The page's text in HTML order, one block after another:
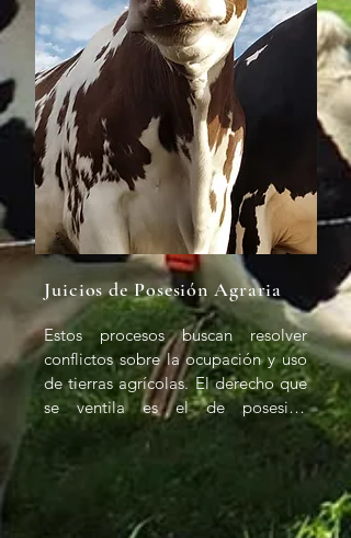
- Juicios de contratos agrarios:
Disputas sobre acuerdos
relacionados con el uso o
explotación de tierras.
- Juicios de defensa de derechos
indígenas: Protección de tierras y
recursos pertenecientes a
comunidades indígenas.
- Juicios de resolución alterna de
conflictos: Métodos como
conciliación y arbitraje para resolver
disputas sin llegar a juicio.
- Juicios de prescripción adquisitiva:
Casos en los que se busca adquirir
la propiedad de tierras por medio
de la posesión prolongada y
pacífica.
- Juicios de protección ambiental
Juicios de Posesión Agraria
Estos procesos buscan resolver
conflictos sobre la ocupación y uso
de tierras agrícolas. El derecho que
se ventila es el de posesión
legítima, que puede incluir la
protección contra despojos o
invasiones. Las consecuencias
pueden incluir la restitución de
tierras al poseedor legítimo o la